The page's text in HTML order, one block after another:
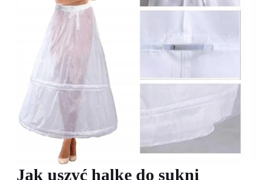
Jak uszyć halkę do sukni